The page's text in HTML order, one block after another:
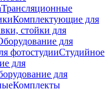
Трансляционные
Комплектующие для
стойки для
для
фотостудииСтудийное
для
для
Комплекты